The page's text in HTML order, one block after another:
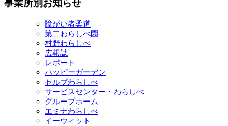
事業所別お知らせ
障がい者柔道
第二わらしべ園
村野わらしべ
広報誌
レポート
ハッピーガーデン
セルプわらしべ
サービスセンター・わらしべ
グループホーム
エミナわらしべ
イーウィット